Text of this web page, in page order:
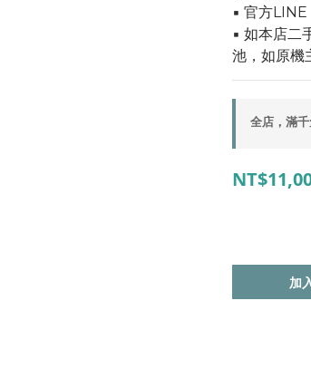
▪ 官方
▪ 如本店二
池，如原機
全店，滿
加